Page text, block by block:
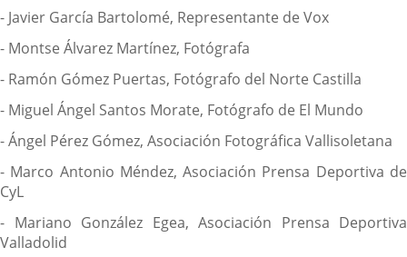
- Javier García Bartolomé, Representante de Vox
- Montse Álvarez Martínez, Fotógrafa
- Ramón Gómez Puertas, Fotógrafo del Norte Castilla
- Miguel Ángel Santos Morate, Fotógrafo de El Mundo
- Ángel Pérez Gómez, Asociación Fotográfica Vallisoletana
- Marco Antonio Méndez, Asociación Prensa Deportiva de
CyL
- Mariano González Egea, Asociación Prensa Deportiva
Valladolid